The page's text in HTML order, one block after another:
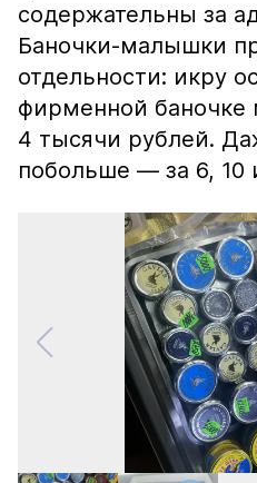
содержательны за
Баночки-малышки
отдельности: икру
фирменной баночке
4 тысячи рублей.
побольше — за 6, 10